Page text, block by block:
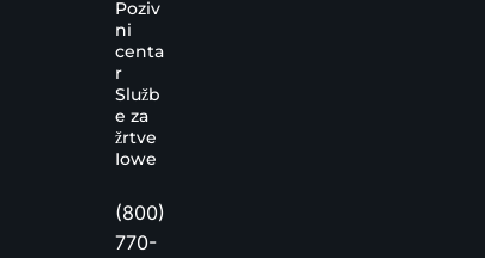
Poziv
ni
centa
r
Služb
e za
žrtve
Iowe
(800)
770-